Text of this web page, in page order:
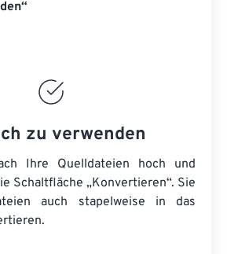
zu verwenden
Ihre Quelldateien hoch und
Schaltfläche „Konvertieren“. Sie
auch stapelweise in das